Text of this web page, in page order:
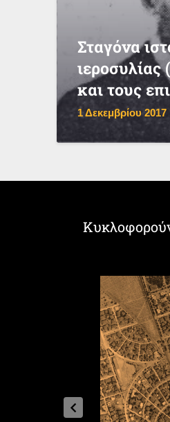
Σταγόνα
ιεροσυλίας
και τους
1 Δεκεμβρίου 2017